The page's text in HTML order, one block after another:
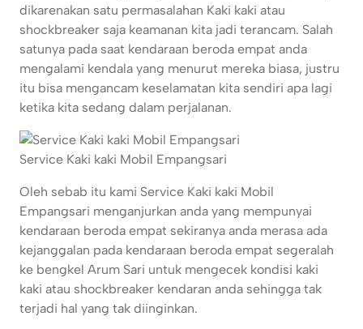
dikarenakan satu permasalahan Kaki kaki atau
shockbreaker saja keamanan kita jadi terancam. Salah
satunya pada saat kendaraan beroda empat anda
mengalami kendala yang menurut mereka biasa, justru
itu bisa mengancam keselamatan kita sendiri apa lagi
ketika kita sedang dalam perjalanan.
Service Kaki kaki Mobil Empangsari
Oleh sebab itu kami Service Kaki kaki Mobil
Empangsari menganjurkan anda yang mempunyai
kendaraan beroda empat sekiranya anda merasa ada
kejanggalan pada kendaraan beroda empat segeralah
ke bengkel Arum Sari untuk mengecek kondisi kaki
kaki atau shockbreaker kendaran anda sehingga tak
terjadi hal yang tak diinginkan.